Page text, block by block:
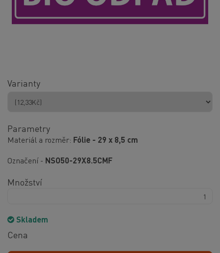
Varianty
Parametry
Materiál a rozměr Fólie - 29 x 8,5 cm
Označení - NSO50-29X8.5CMF
Množství
Skladem
Cena